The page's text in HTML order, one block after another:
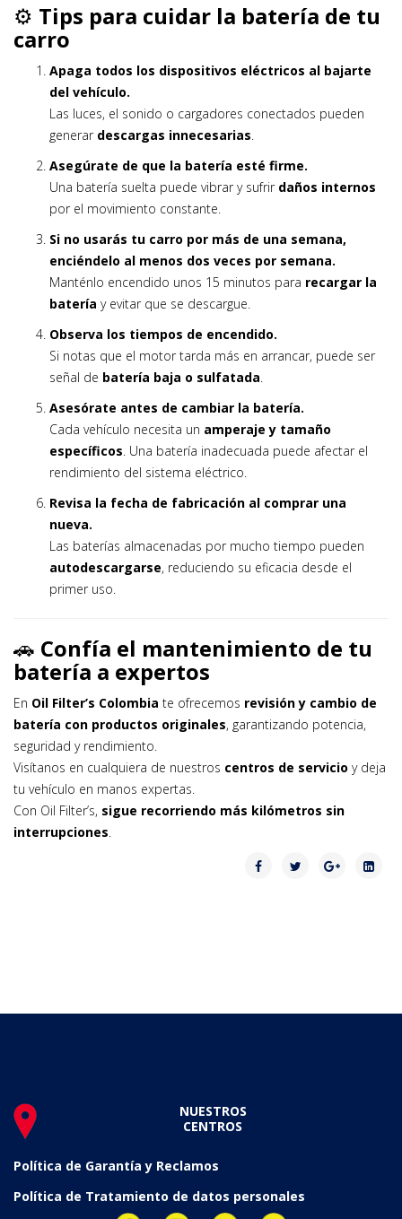
⚙️ Tips para cuidar la batería de tu
carro
Apaga todos los dispositivos eléctricos al bajarte
del vehículo.
Las luces, el sonido o cargadores conectados pueden
generar descargas innecesarias.
Asegúrate de que la batería esté firme.
Una batería suelta puede vibrar y sufrir daños internos
por el movimiento constante.
Si no usarás tu carro por más de una semana,
enciéndelo al menos dos veces por semana.
Manténlo encendido unos 15 minutos para recargar la
batería y evitar que se descargue.
Observa los tiempos de encendido.
Si notas que el motor tarda más en arrancar, puede ser
señal de batería baja o sulfatada.
Asesórate antes de cambiar la batería.
Cada vehículo necesita un amperaje y tamaño
específicos. Una batería inadecuada puede afectar el
rendimiento del sistema eléctrico.
Revisa la fecha de fabricación al comprar una
nueva.
Las baterías almacenadas por mucho tiempo pueden
autodescargarse, reduciendo su eficacia desde el
primer uso.
🚗 Confía el mantenimiento de tu
batería a expertos
En Oil Filter’s Colombia te ofrecemos revisión y cambio de
batería con productos originales, garantizando potencia,
seguridad y rendimiento.
Visítanos en cualquiera de nuestros centros de servicio y deja
tu vehículo en manos expertas.
Con Oil Filter’s, sigue recorriendo más kilómetros sin
interrupciones.
NUESTROS
CENTROS
Política de Garantía y Reclamos
Política de Tratamiento de datos personales